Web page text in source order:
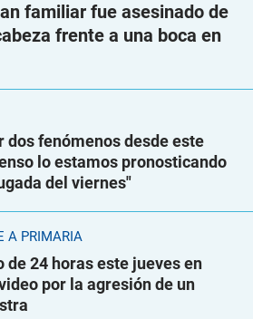
familiar fue asesinado de
frente a una boca en
dos fenómenos desde este
lo estamos pronosticando
del viernes"
A PRIMARIA
24 horas este jueves en
por la agresión de un